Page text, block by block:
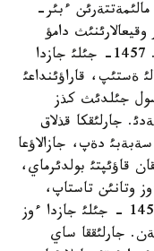
ءبئر-
1457-58-جئلدار وقيعالارئنئث دامؤ
بارئسئن بئلايشا قالپئنا كةلتئرؤگة بولادئ. 1457- جئلئ جازدا
ةستئپ، قاراؤئنداعئ
جئلدئث كذز
جارلئقكا قذلاق
دةپ، جازالاؤعا
قاؤئپتئ بولدئرماي،
وتانئن تاستاپ،
بوگدة ةلگة كةتةدئ». ةكئ سذلتان دا 1457 - جئلئ جازدا ءوز
جارلئققا ساي